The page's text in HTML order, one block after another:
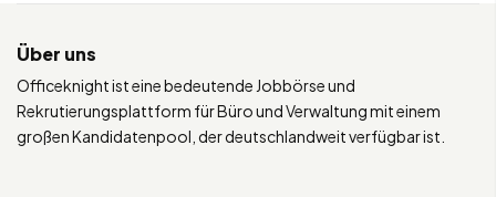
Über uns
Officeknight ist eine bedeutende Jobbörse und
Rekrutierungsplattform für Büro und Verwaltung mit einem
großen Kandidatenpool, der deutschlandweit verfügbar ist.